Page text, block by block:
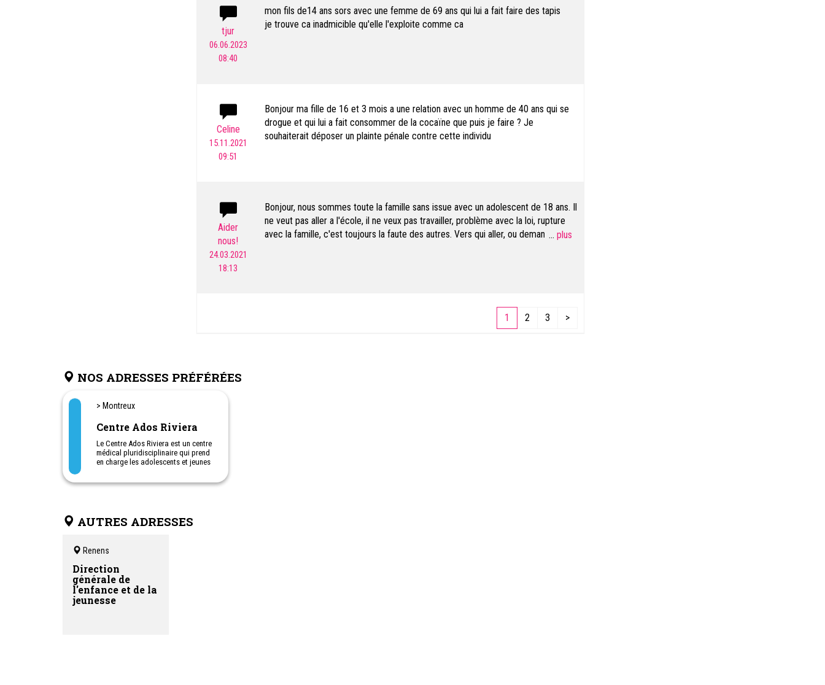
tjur
06.06.2023
08:40
mon fils de14 ans sors avec une femme de 69 ans qui lui a fait faire des tapis
je trouve ca inadmicible qu'elle l'exploite comme ca
Celine
15.11.2021
09:51
Bonjour ma fille de 16 et 3 mois a une relation avec un homme de 40 ans qui se
drogue et qui lui a fait consommer de la cocaïne que puis je faire ? Je
souhaiterait déposer un plainte pénale contre cette individu
Aider
nous!
24.03.2021
18:13
Bonjour, nous sommes toute la famille sans issue avec un adolescent de 18 ans. Il
ne veut pas aller a l'école, il ne veux pas travailler, problème avec la loi, rupture
avec la famille, c'est toujours la faute des autres. Vers qui aller, ou demander de
...
1 2 3 >
NOS ADRESSES PRÉFÉRÉES
> Montreux
Centre Ados Riviera
Le Centre Ados Riviera est un centre
médical pluridisciplinaire qui prend
en charge les adolescents et jeunes
ainsi qu’un pôle psy
(pédopsychiatre, psychologues,
AUTRES ADRESSES
Renens
Direction
générale de
l'enfance et de la
jeunesse